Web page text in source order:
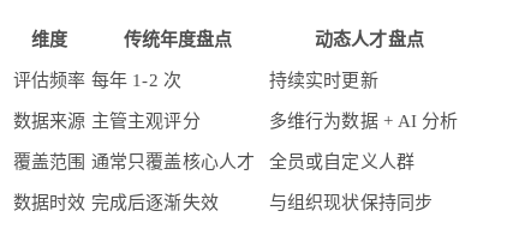
维度 传统年度盘点 动态人才盘点
评估频率 每年 1-2 次 持续实时更新
数据来源 主管主观评分 多维行为数据 + AI 分析
覆盖范围 通常只覆盖核心人才 全员或自定义人群
数据时效 完成后逐渐失效 与组织现状保持同步